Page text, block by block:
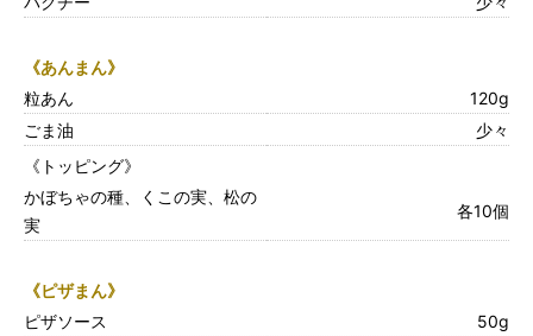
《あんまん》
粒あん
120g
ごま油
少々
《トッピング》
かぼちゃの種、くこの実、松の
実
各10個
《ピザまん》
ピザソース
50g